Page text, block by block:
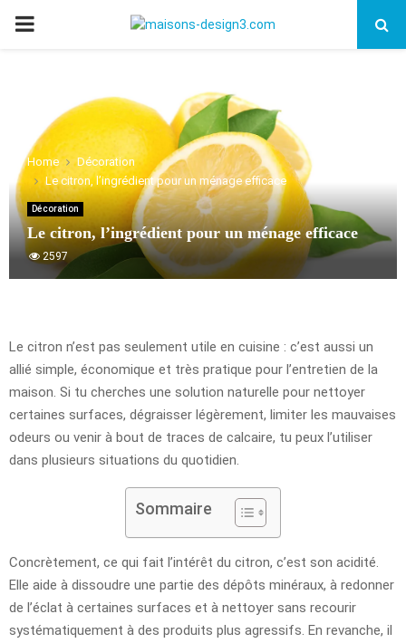
PRIMARY
Home
Décoration
Le citron, l’ingrédient pour un ménage efficace
Décoration
Le citron, l’ingrédient pour un ménage efficace
2597
Le citron n’est pas seulement utile en cuisine : c’est aussi un
allié simple, économique et très pratique pour l’entretien de la
maison. Si tu cherches une solution naturelle pour nettoyer
certaines surfaces, dégraisser légèrement, limiter les mauvaises
odeurs ou venir à bout de traces de calcaire, tu peux l’utiliser
dans plusieurs situations du quotidien.
Sommaire
Concrètement, ce qui fait l’intérêt du citron, c’est son acidité.
Elle aide à dissoudre une partie des dépôts minéraux, à redonner
de l’éclat à certaines surfaces et à nettoyer sans recourir
systématiquement à des produits plus agressifs. En revanche, il